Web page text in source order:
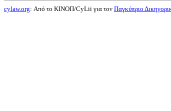
cylaw.org: Από το ΚΙΝOΠ/CyLii για τον Παγκύπριο